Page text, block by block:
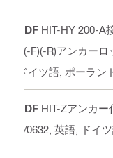
PDF HIT-HY 200-A
Z(-F)(-R)アンカー
ドイツ語, ポーラン
PDF HIT-Zアンカー
9/0632 , 英語, ドイ